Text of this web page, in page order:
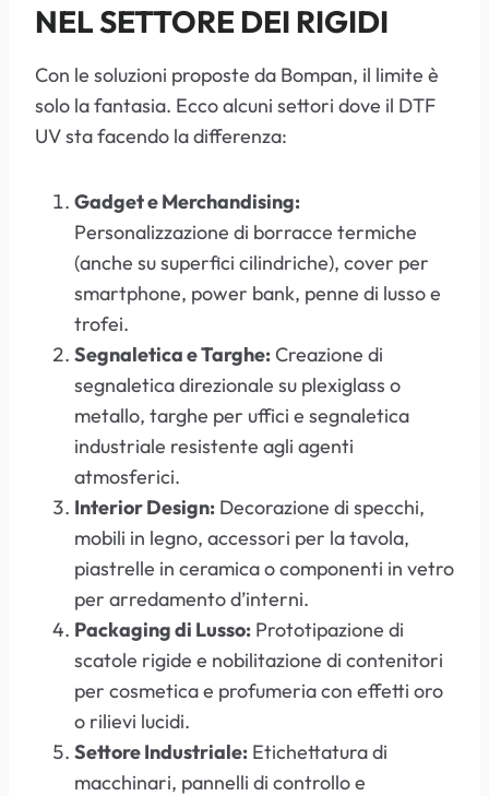
NEL SETTORE DEI RIGIDI
Con le soluzioni proposte da Bompan, il limite è
solo la fantasia. Ecco alcuni settori dove il DTF
UV sta facendo la differenza:
Gadget e Merchandising:
Personalizzazione di borracce termiche
(anche su superfici cilindriche), cover per
smartphone, power bank, penne di lusso e
trofei.
Segnaletica e Targhe:Creazione di
segnaletica direzionale su plexiglass o
metallo, targhe per uffici e segnaletica
industriale resistente agli agenti
atmosferici.
Interior Design: Decorazione di specchi,
mobili in legno, accessori per la tavola,
piastrelle in ceramica o componenti in vetro
per arredamento d’interni.
Packaging di Lusso: Prototipazione di
scatole rigide e nobilitazione di contenitori
per cosmetica e profumeria con effetti oro
o rilievi lucidi.
Settore Industriale: Etichettatura di
macchinari, pannelli di controllo e